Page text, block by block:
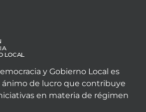
y Gobierno Local es
de lucro que contribuye
en materia de régimen